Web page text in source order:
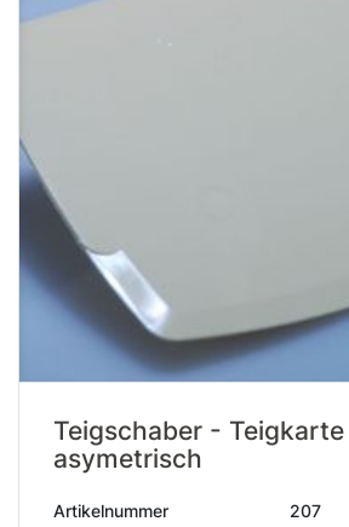
Teigschaber - Teigkarte
asymetrisch
Artikelnummer 207